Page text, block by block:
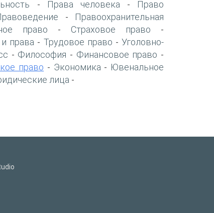
- Права человека -
Право
-
Правоохранительная
право - Страховое право -
права - Трудовое право -Уголовно-
- Философия - Финансовое право -
право - Экономика - Ювенальное
лица -